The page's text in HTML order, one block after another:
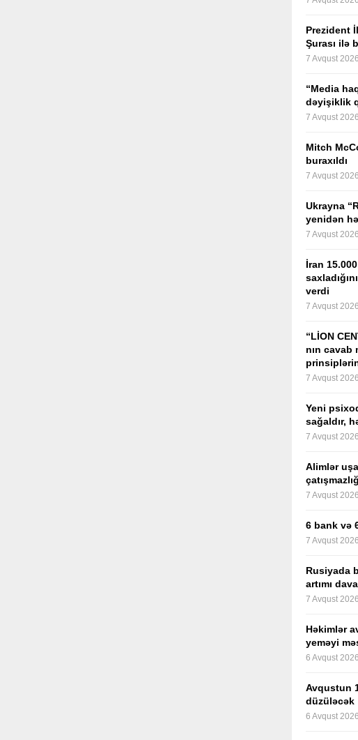
Prezident
Şurası ilə
7 Avqust
“Media
dəyişiklik
7 Avqust
Mitch
buraxıldı
7 Avqust
Ukrayna
yenidən
7 Avqust
İran
verdi
7 Avqust
“LİON
nın
7 Avqust
Yeni
sağaldır,
7 Avqust
Alimlər
7 Avqust
6 bank və
7 Avqust
Rusiyada
artımı
7 Avqust
Həkimlər
yeməyi
6 Avqust
Avqustun
düzüləcək
6 Avqust